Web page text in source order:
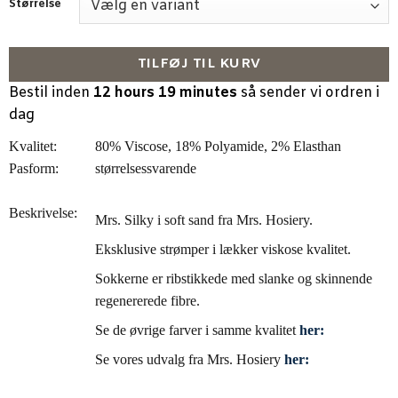
Størrelse
TILFØJ TIL KURV
Bestil inden 12 hours 19 minutes så sender vi ordren i
dag
Kvalitet:
Pasform:
Beskrivelse:
80% Viscose, 18% Polyamide, 2% Elasthan
størrelsessvarende
Mrs. Silky i soft sand fra Mrs. Hosiery.
Eksklusive strømper i lækker viskose kvalitet.
Sokkerne er ribstikkede med slanke og skinnende
regenererede fibre.
Se de øvrige farver i samme kvalitet her:
Se vores udvalg fra Mrs. Hosiery her: